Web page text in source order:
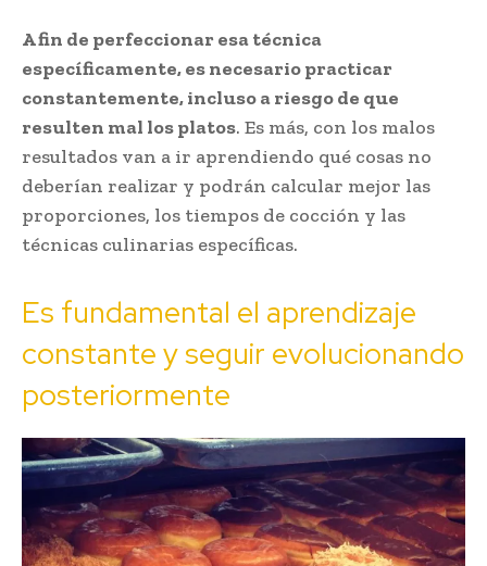
A fin de perfeccionar esa técnica
específicamente, es necesario practicar
constantemente, incluso a riesgo de que
resulten mal los platos. Es más, con los malos
resultados van a ir aprendiendo qué cosas no
deberían realizar y podrán calcular mejor las
proporciones, los tiempos de cocción y las
técnicas culinarias específicas.
Es fundamental el aprendizaje
constante y seguir evolucionando
posteriormente